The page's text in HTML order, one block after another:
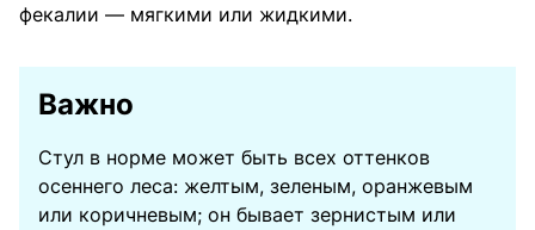
фекалии — мягкими или жидкими.
Важно
Стул в норме может быть всех оттенков
осеннего леса: желтым, зеленым, оранжевым
или коричневым; он бывает зернистым или